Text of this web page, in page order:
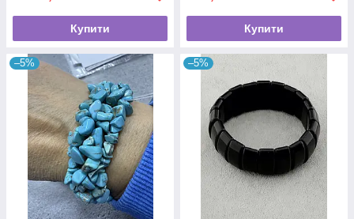
Купити Купити
–5% –5%